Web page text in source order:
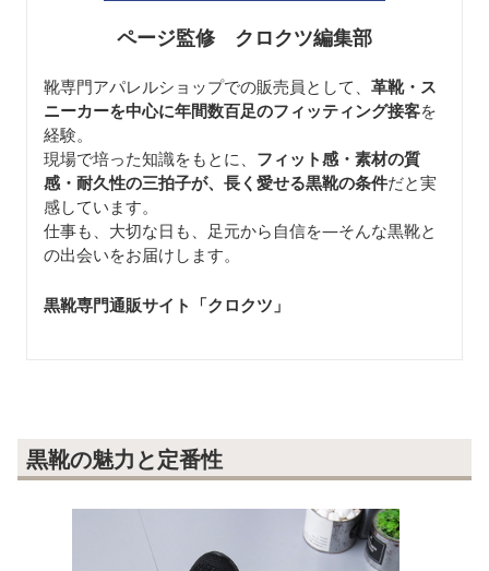
ページ監修 クロクツ編集部
靴専門アパレルショップでの販売員として、 革靴・ス
ニーカーを中心に年間数百足のフィッティング接客を
経験。
現場で培った知識をもとに、 フィット感・素材の質
感・耐久性の三拍子が、長く愛せる黒靴の条件だと実
感しています。
仕事も、大切な日も、足元から自信を—そんな黒靴と
の出会いをお届けします。
黒靴専門通販サイト「クロクツ 」
黒靴の魅力と定番性